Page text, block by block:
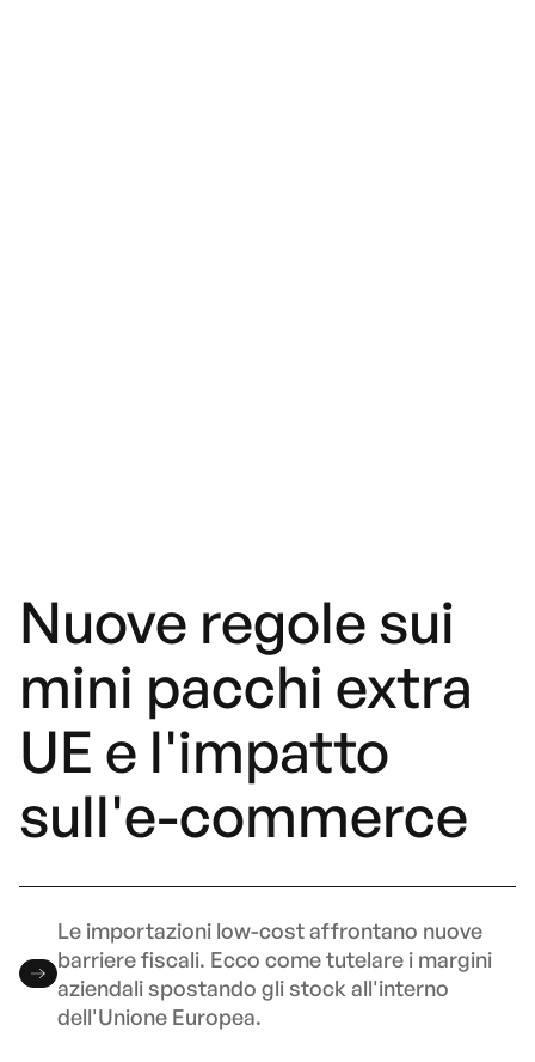
Nuove regole sui
mini pacchi extra
UE e l'impatto
sull'e-commerce
Le importazioni low-cost affrontano nuove
barriere fiscali. Ecco come tutelare i margini
aziendali spostando gli stock all'interno
dell'Unione Europea.